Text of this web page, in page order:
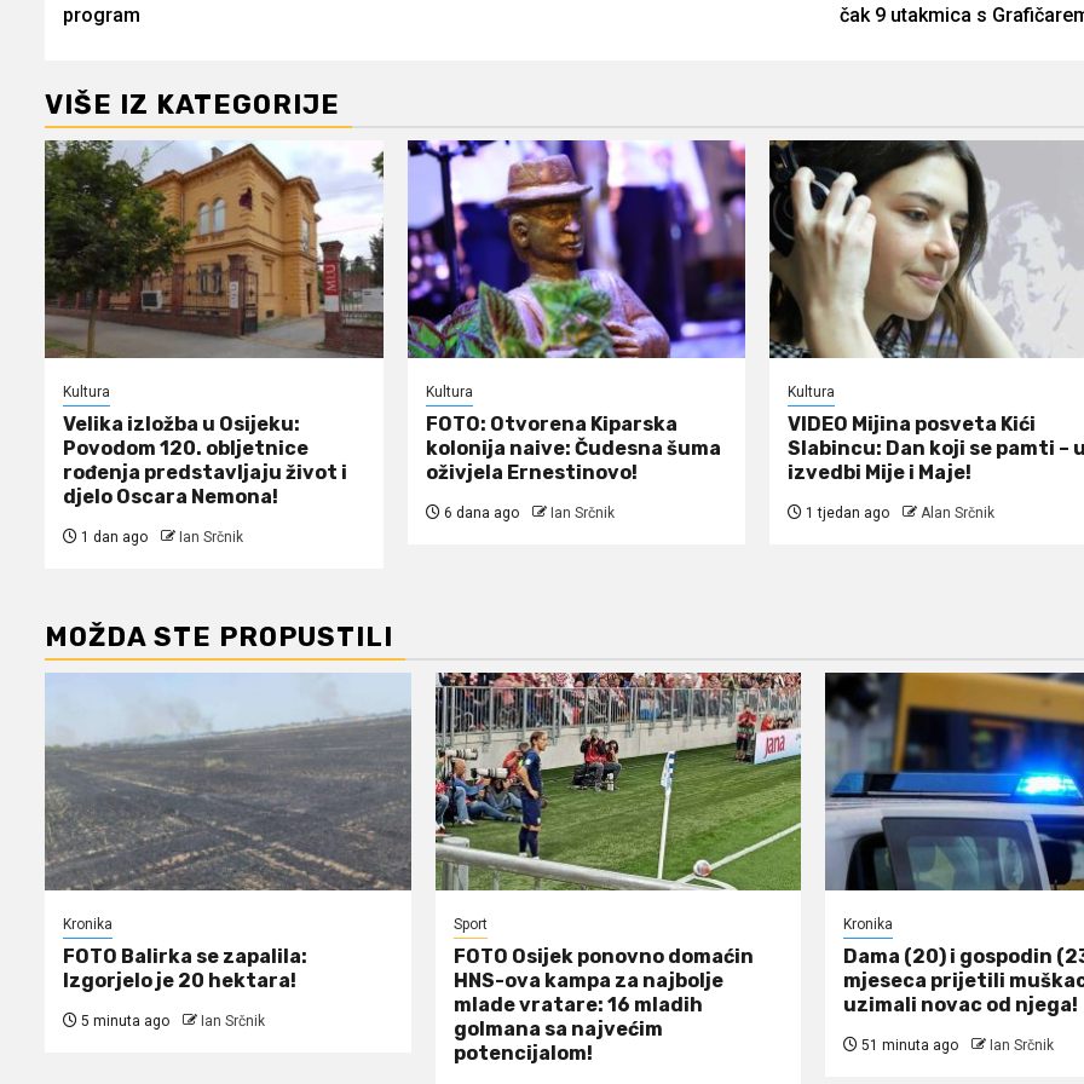
program čak 9 utakmica s
VIŠE IZ KATEGORIJE
Kultura
Velika izložba u Osijeku:
Povodom 120. obljetnice
rođenja predstavljaju život i
djelo Oscara Nemona!
1 dan ago Ian Srčnik
Kultura
FOTO: Otvorena Kiparska
kolonija naive: Čudesna šuma
oživjela Ernestinovo!
6 dana ago Ian Srčnik
Kultura
VIDEO Mijina posveta Kići
Slabincu: Dan koji se pamti –
izvedbi Mije i Maje!
1 tjedan ago Alan Srčnik
MOŽDA STE PROPUSTILI
Kronika
FOTO Balirka se zapalila:
Izgorjelo je 20 hektara!
5 minuta ago Ian Srčnik
Sport
FOTO Osijek ponovno domaćin
HNS-ova kampa za najbolje
mlade vratare: 16 mladih
golmana sa najvećim
potencijalom!
Kronika
Dama (20) i gospodin
mjeseca prijetili
uzimali novac od njega!
51 minuta ago Ian Srčnik